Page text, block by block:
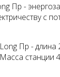
Пр -
с
Пр - длина
станции